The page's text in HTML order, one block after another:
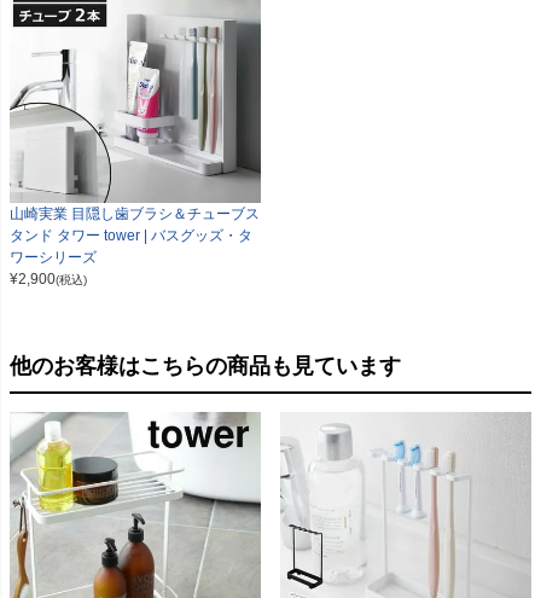
山崎実業 目隠し歯ブラシ＆チューブス
タンド タワー tower | バスグッズ・タ
ワーシリーズ
¥2,900(税込)
他のお客様はこちらの商品も見ています